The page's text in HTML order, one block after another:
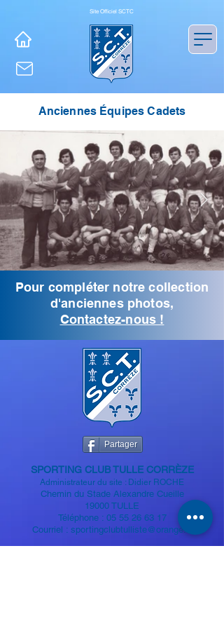
Site Officiel SCTC
Anciennes Équipes Cadets
Pour compléter notre collection
d'anciennes photos,
Contactez-nous !
Partager
SPORTING CLUB TULLE CORRÈZE
Administrateur du site : Didier ROCHE
Chemin du Stade Alexandre Cueille
19000 TULLE
Téléphone : 05 55 26 63 17
Courriel : sportingclubtulliste@orange.fr